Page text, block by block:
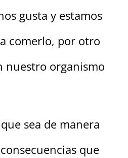
gusta y estamos
comerlo, por otro
nuestro organismo
sea de manera
que